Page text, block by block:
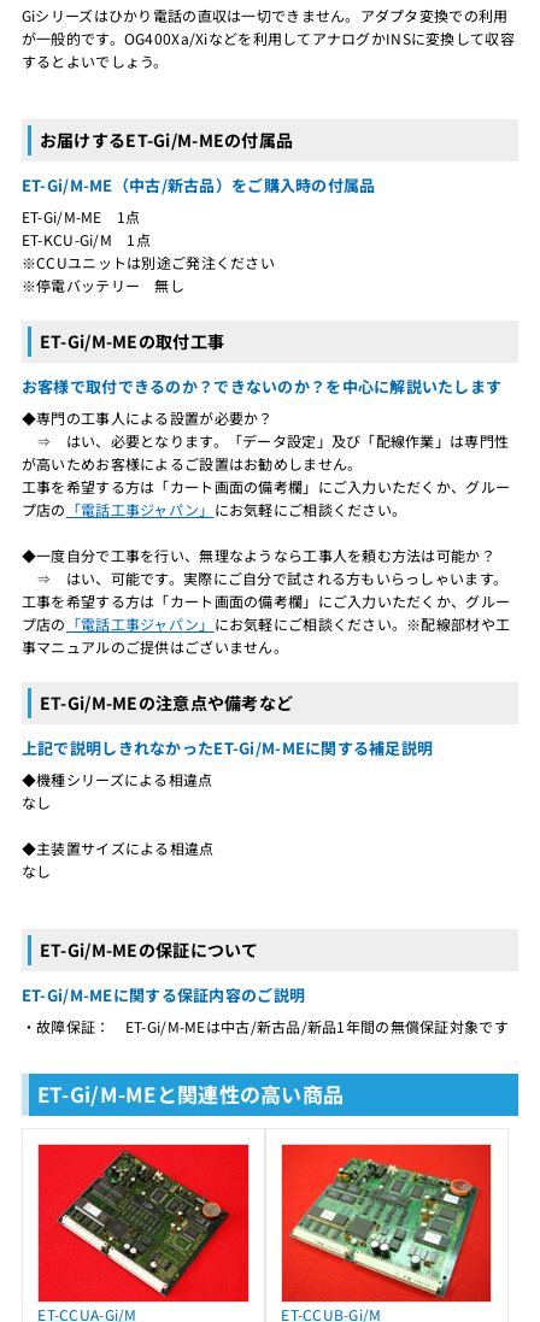
Giシリーズはひかり電話の直収は一切できません。アダプタ変換での利用
が一般的です。OG400Xa/Xiなどを利用してアナログかINSに変換して収容
するとよいでしょう。
お届けするET-Gi/M-MEの付属品
ET-Gi/M-ME（中古/新古品）をご購入時の付属品
ET-Gi/M-ME 1点
ET-KCU-Gi/M 1点
※CCUユニットは別途ご発注ください
※停電バッテリー 無し
ET-Gi/M-MEの取付工事
お客様で取付できるのか？できないのか？を中心に解説いたします
◆専門の工事人による設置が必要か？
⇒ はい、必要となります。「データ設定」及び「配線作業」は専門性
が高いためお客様によるご設置はお勧めしません。
工事を希望する方は「カート画面の備考欄」にご入力いただくか、グルー
プ店の 「電話工事ジャパン」 にお気軽にご相談ください。
◆一度自分で工事を行い、無理なようなら工事人を頼む方法は可能か？
⇒ はい、可能です。実際にご自分で試される方もいらっしゃいます。
工事を希望する方は「カート画面の備考欄」にご入力いただくか、グルー
プ店の 「電話工事ジャパン」 にお気軽にご相談ください。※配線部材や工
事マニュアルのご提供はございません。
ET-Gi/M-MEの注意点や備考など
上記で説明しきれなかったET-Gi/M-MEに関する補足説明
◆機種シリーズによる相違点
なし
◆主装置サイズによる相違点
なし
ET-Gi/M-MEの保証について
ET-Gi/M-MEに関する保証内容のご説明
・故障保証： ET-Gi/M-MEは中古/新古品/新品1年間の無償保証対象です
ET-Gi/M-MEと関連性の高い商品
ET-CCUA-Gi/M ET-CCUB-Gi/M